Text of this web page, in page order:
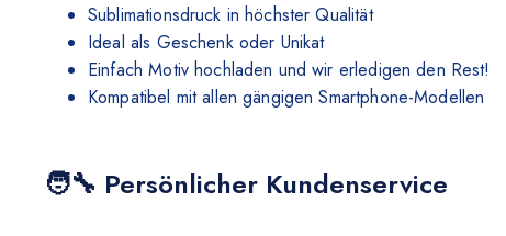
Sublimationsdruck in höchster Qualität
Ideal als Geschenk oder Unikat
Einfach Motiv hochladen und wir erledigen den Rest!
Kompatibel mit allen gängigen Smartphone-Modellen
🧑‍🔧 Persönlicher Kundenservice